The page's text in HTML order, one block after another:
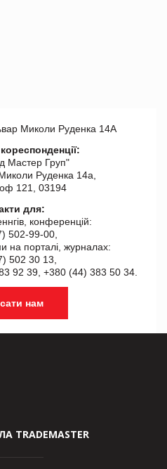
Миколи Руденка 14А
Мастер Груп"
Руденка 14а,
121, 03194
для:
конференцій:
502-99-00,
на порталі, журналах:
502 30 13,
92 39, +380 (44) 383 50 34.
нам
TRADEMASTER